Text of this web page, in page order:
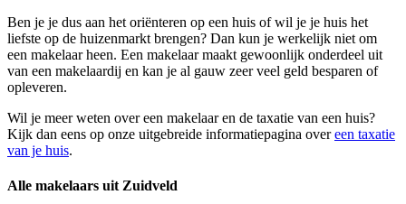
Ben je je dus aan het oriënteren op een huis of wil je je huis het
liefste op de huizenmarkt brengen? Dan kun je werkelijk niet om
een makelaar heen. Een makelaar maakt gewoonlijk onderdeel uit
van een makelaardij en kan je al gauw zeer veel geld besparen of
opleveren.
Wil je meer weten over een makelaar en de taxatie van een huis?
Kijk dan eens op onze uitgebreide informatiepagina overeen taxatie
van je huis.
Alle makelaars uit Zuidveld